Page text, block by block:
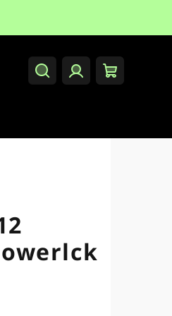
HledatPřihlášeníNákupní